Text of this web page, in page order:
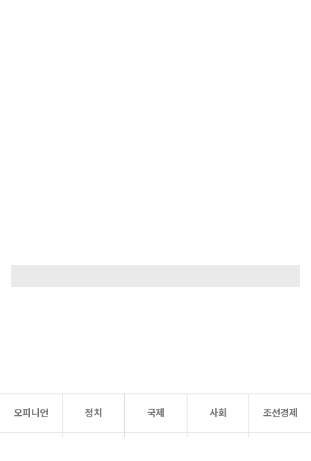
오피니언 정치 국제 사회 조선경제